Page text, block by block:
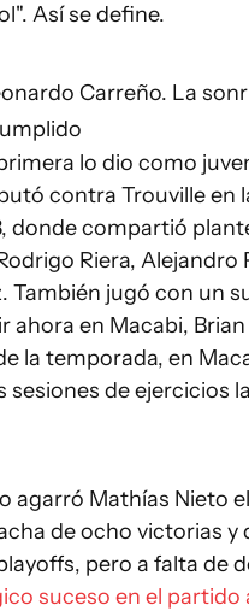
Así se define.
Carreño. La
lo dio como
contra Trouville en
donde compartió
Riera, Alejandro
También jugó con un
ahora en Macabi, Brian
la temporada, en
sesiones de ejercicios
agarró Mathías Nieto
de ocho victorias y
pero a falta de
suceso en el partido